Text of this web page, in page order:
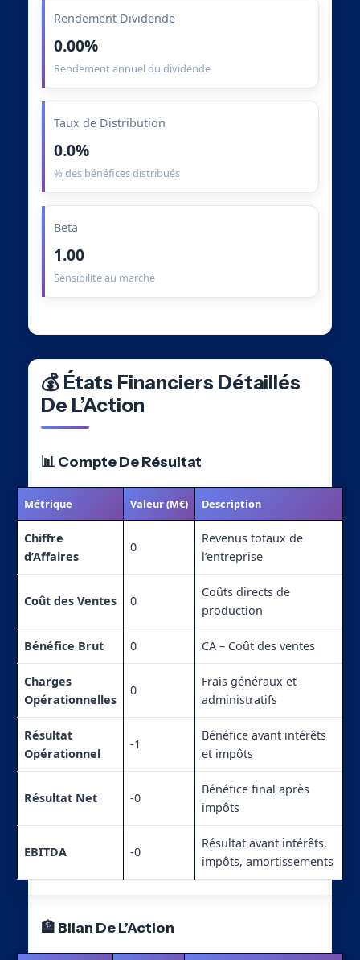
Rendement Dividende
0.00%
Rendement annuel du dividende
Taux de Distribution
0.0%
% des bénéfices distribués
Beta
1.00
Sensibilité au marché
💰 États Financiers Détaillés
De L’Action
📊 Compte De Résultat
Métrique Valeur (M€) Description
Chiffre
d’Affaires
0
Revenus totaux de
l’entreprise
Coût des Ventes 0
Coûts directs de
production
Bénéfice Brut 0 CA – Coût des ventes
Charges
Opérationnelles
0
Frais généraux et
administratifs
Résultat
Opérationnel
-1
Bénéfice avant intérêts
et impôts
Résultat Net -0
Bénéfice final après
impôts
EBITDA -0
Résultat avant intérêts,
impôts, amortissements
🏦 Bilan De L’Action